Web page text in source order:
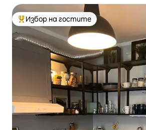
Най-популярен избор на гостите
Избор на гостите